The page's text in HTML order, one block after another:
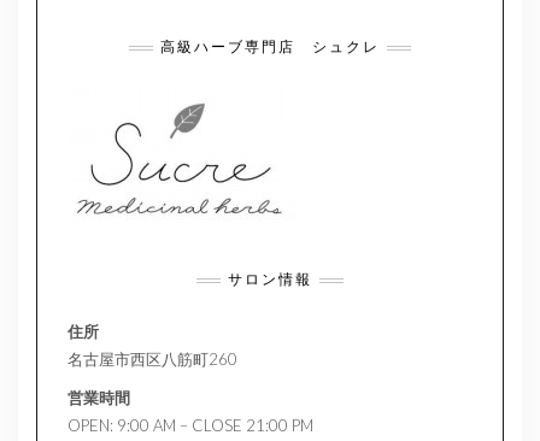
高級ハーブ専門店 シュクレ
サロン情報
住所
名古屋市西区八筋町260
営業時間
OPEN: 9:00 AM – CLOSE 21:00 PM